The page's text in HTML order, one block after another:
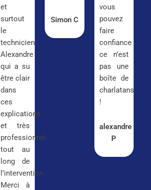
et
surtout
le
technicien
Alexandre
qui a su
être clair
dans
ces
explications
et très
professionnel
tout au
long de
l’intervention.
Merci à
Simon C
vous
pouvez
faire
confiance
ce n’est
pas une
boîte de
charlatans
!
alexandre
P